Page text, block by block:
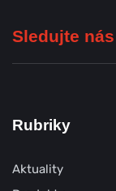
Sledujte
Rubriky
Aktuality